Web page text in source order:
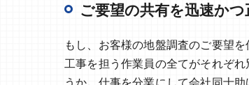
ご要望の共有を迅速か
もし、お客様の地盤調査のご要望
工事を担う作業員の全てがそれぞ